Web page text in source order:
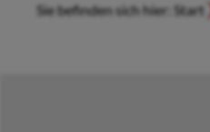
Sie befinden sich hier: Start